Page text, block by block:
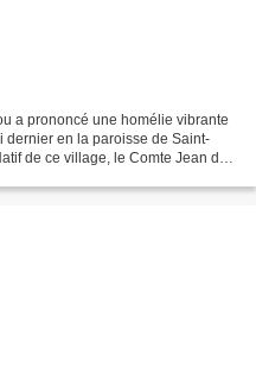
a prononcé une homélie vibrante
dernier en la paroisse de Saint-
de ce village, le Comte Jean de